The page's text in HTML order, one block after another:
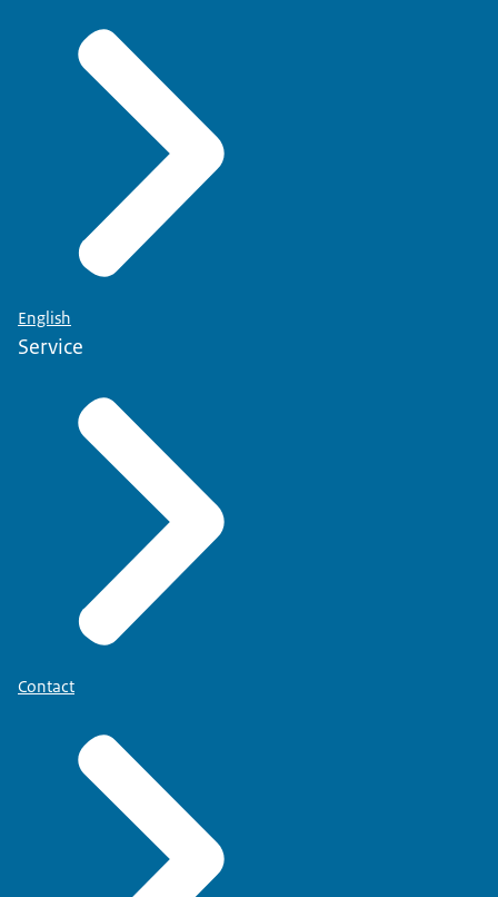
English
Service
Contact